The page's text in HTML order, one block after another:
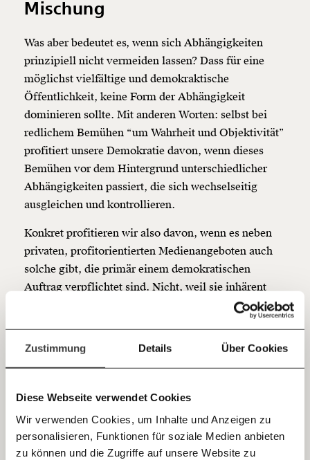
Zustimmung Details Über Cookies
Diese Webseite verwendet Cookies
Wir verwenden Cookies, um Inhalte und Anzeigen zu
personalisieren, Funktionen für soziale Medien anbieten
zu können und die Zugriffe auf unsere Website zu
Veränderung
beginnt mit Dir!
Werde Fördermitglied
und wir können gemeinsam
unsere Wirtschaft so gestalten, dass sie für alle
funktioniert. Unsere Recherchen sind für alle frei im
Netz. Unabhängig und werbefrei. Und das wird auch
so bleiben. Kämpf’ mit uns für den Fortschritt und
Du überweist lieber direkt?
Hier unsere IBAN: AT34 4300 0498 0007 6017
Kontoinhaber: Momentum Institut - Verein für
sozialen Fortschritt
Jetzt
einfach
teilen.
E-Mail
Mischung
Was aber bedeutet es, wenn sich Abhängigkeiten
prinzipiell nicht vermeiden lassen? Dass für eine
möglichst vielfältige und demokraktische
Öffentlichkeit, keine Form der Abhängigkeit
dominieren sollte. Mit anderen Worten: selbst bei
redlichem Bemühen “um Wahrheit und Objektivität”
profitiert unsere Demokratie davon, wenn dieses
Bemühen vor dem Hintergrund unterschiedlicher
Abhängigkeiten passiert, die sich wechselseitig
ausgleichen und kontrollieren.
Konkret profitieren wir also davon, wenn es neben
privaten, profitorientierten Medienangeboten auch
solche gibt, die primär einem demokratischen
Auftrag verpflichtet sind. Nicht, weil sie inhärent
besser wären, sondern weil sie mit anderen
Abhängigkeiten zu kämpfen haben und unsere
demokratische Öffentlichkeit robuster ist, wenn
Die Krise der Medien
Mit dem Internet wandern allerdings auch die
Werbegelder von den großen Medien weg.